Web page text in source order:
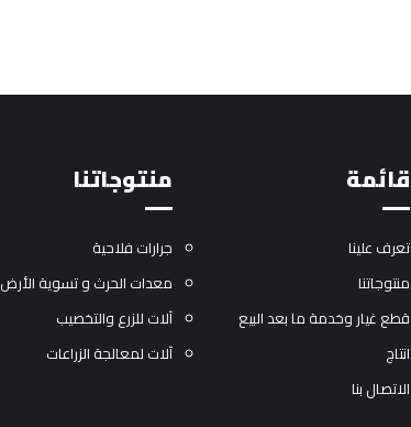
قائمة
تعرف علينا
منتوجاتنا
قطع غيار وخدمة ما بعد البيع
انتاج
الاتصال بنا
منتوجاتنا
جرارات فلاحية
معدات الحرث و تسوية الأرض
آلات للزرع والتخصيب
آلات لمعالجة الزراعات